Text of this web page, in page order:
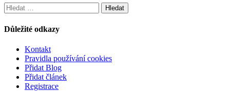
Vyhledávání
Důležité odkazy
Kontakt
Pravidla používání cookies
Přidat Blog
Přidat článek
Registrace